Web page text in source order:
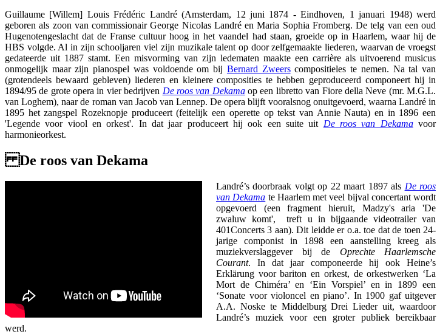
Guillaume [Willem] Louis Frédéric Landré (Amsterdam, 12 juni 1874 - Eindhoven, 1 januari 1948) werd
geboren als zoon van commissionair George Nicolas Landré en Maria Sophia Fromberg. De telg van een oud
Hugenotengeslacht dat de Franse cultuur hoog in het vaandel had staan, groeide op in Haarlem, waar hij de
HBS volgde. Al in zijn schooljaren viel zijn muzikale talent op door zelfgemaakte liederen, waarvan de vroegst
gedateerde uit 1887 stamt. Een misvorming van zijn ledematen maakte een carrière als uitvoerend musicus
onmogelijk maar zijn pianospel was voldoende om bij Bernard Zweerscompositieles te nemen. Na tal van
(grotendeels bewaard gebleven) liederen en kleinere composities te hebben geproduceerd componeert hij in
1894/95 de grote opera in vier bedrijven De roos van Dekamaop een libretto van Fiore della Neve (mr. M.G.L.
van Loghem), naar de roman van Jacob van Lennep. De opera blijft vooralsnog onuitgevoerd, waarna Landré in
1895 het zangspel Rozeknopje produceert (feitelijk een operette op tekst van Annie Nauta) en in 1896 een
'Legende voor viool en orkest'. In dat jaar produceert hij ook een suite uit De roos van Dekamavoor
harmonieorkest.
De roos van Dekama
Landré’s doorbraak volgt op 22 maart 1897 als De roos
van Dekama te Haarlem met veel bijval concertant wordt
opgevoerd (een fragment hieruit, Madzy's aria 'De
zwaluw komt', treft u in bijgaande videotrailer van
401Concerts 3 aan). Dit leidde er o.a. toe dat de toen 24-
jarige componist in 1898 een aanstelling kreeg als
muziekverslaggever bij de Oprechte Haarlemsche
Courant. In dat jaar componeerde hij ook Heine’s
Erklärung voor bariton en orkest, de orkestwerken ‘La
Mort de Chiméra’ en ‘Ein Vorspiel’ en in 1899 een
‘Sonate voor violoncel en piano’. In 1900 gaf uitgever
A.A. Noske te Middelburg Drei Lieder uit, waardoor
Landré’s muziek voor een groter publiek bereikbaar
werd.